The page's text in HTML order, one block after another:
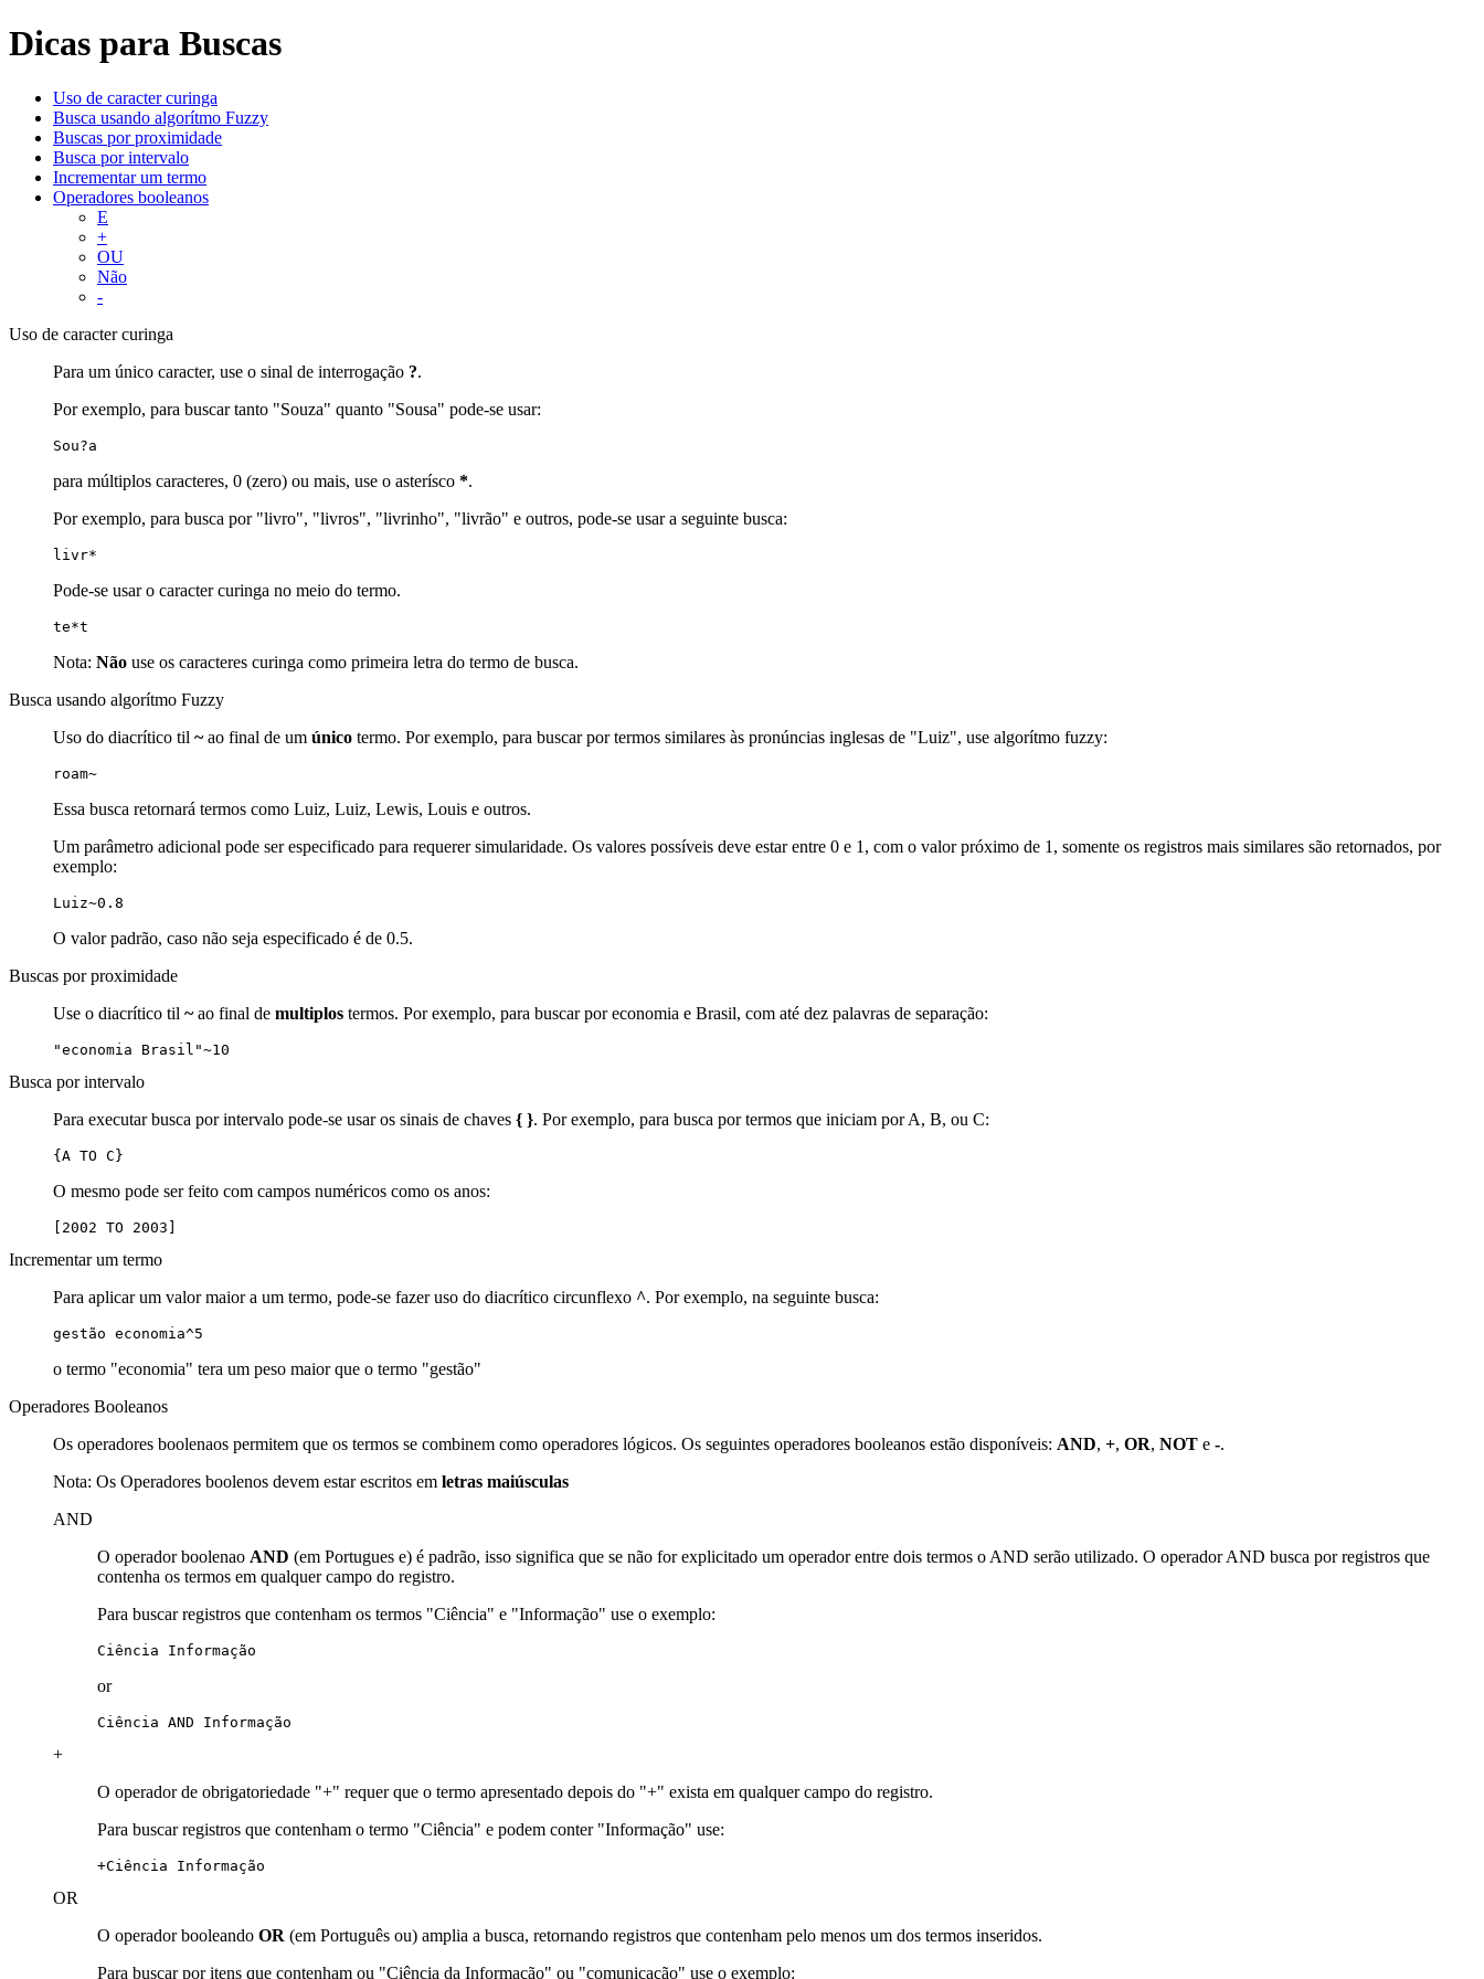
Dicas para Buscas
Uso de caracter curinga
Busca usando algorítmo Fuzzy
Buscas por proximidade
Busca por intervalo
Incrementar um termo
Operadores booleanos
E
+
OU
Não
-
Uso de caracter curinga
Para um único caracter, use o sinal de interrogação ?.
Por exemplo, para buscar tanto "Souza" quanto "Sousa" pode-se usar:
Sou?a
para múltiplos caracteres, 0 (zero) ou mais, use o asterísco *.
Por exemplo, para busca por "livro", "livros", "livrinho", "livrão" e outros, pode-se usar a seguinte busca:
livr*
Pode-se usar o caracter curinga no meio do termo.
te*t
Nota: Não use os caracteres curinga como primeira letra do termo de busca.
Busca usando algorítmo Fuzzy
Uso do diacrítico til ~ao final de um único termo. Por exemplo, para buscar por termos similares às pronúncias inglesas de "Luiz", use algorítmo fuzzy:
roam~
Essa busca retornará termos como Luiz, Luiz, Lewis, Louis e outros.
Um parâmetro adicional pode ser especificado para requerer simularidade. Os valores possíveis deve estar entre 0 e 1, com o valor próximo de 1, somente os registros mais similares são retornados, por
exemplo:
Luiz~0.8
O valor padrão, caso não seja especificado é de 0.5.
Buscas por proximidade
Use o diacrítico til ~ao final de multiplos termos. Por exemplo, para buscar por economia e Brasil, com até dez palavras de separação:
"economia Brasil"~10
Busca por intervalo
Para executar busca por intervalo pode-se usar os sinais de chaves { }. Por exemplo, para busca por termos que iniciam por A, B, ou C:
{A TO C}
O mesmo pode ser feito com campos numéricos como os anos:
[2002 TO 2003]
Incrementar um termo
Para aplicar um valor maior a um termo, pode-se fazer uso do diacrítico circunflexo ^. Por exemplo, na seguinte busca:
gestão economia^5
o termo "economia" tera um peso maior que o termo "gestão"
Operadores Booleanos
Os operadores boolenaos permitem que os termos se combinem como operadores lógicos. Os seguintes operadores booleanos estão disponíveis: AND, +, OR, NOT e -.
Nota: Os Operadores boolenos devem estar escritos em letras maiúsculas
AND
O operador boolenao AND (em Portugues e) é padrão, isso significa que se não for explicitado um operador entre dois termos o AND serão utilizado. O operador AND busca por registros que
contenha os termos em qualquer campo do registro.
Para buscar registros que contenham os termos "Ciência" e "Informação" use o exemplo:
Ciência Informação
or
Ciência AND Informação
+
O operador de obrigatoriedade "+" requer que o termo apresentado depois do "+" exista em qualquer campo do registro.
Para buscar registros que contenham o termo "Ciência" e podem conter "Informação" use:
+Ciência Informação
OR
O operador booleando OR (em Português ou) amplia a busca, retornando registros que contenham pelo menos um dos termos inseridos.
Para buscar por itens que contenham ou "Ciência da Informação" ou "comunicação" use o exemplo: